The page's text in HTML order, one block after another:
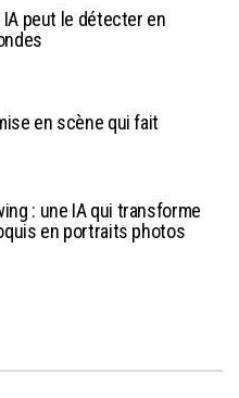
IA peut le détecter en
en scène qui fait
: une IA qui transforme
en portraits photos